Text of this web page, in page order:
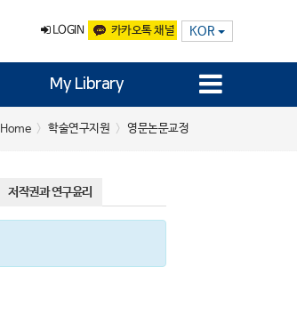
LOGIN 카카오톡 채널 KOR
My Library
Home 학술연구지원 영문논문교정
저작권과 연구윤리